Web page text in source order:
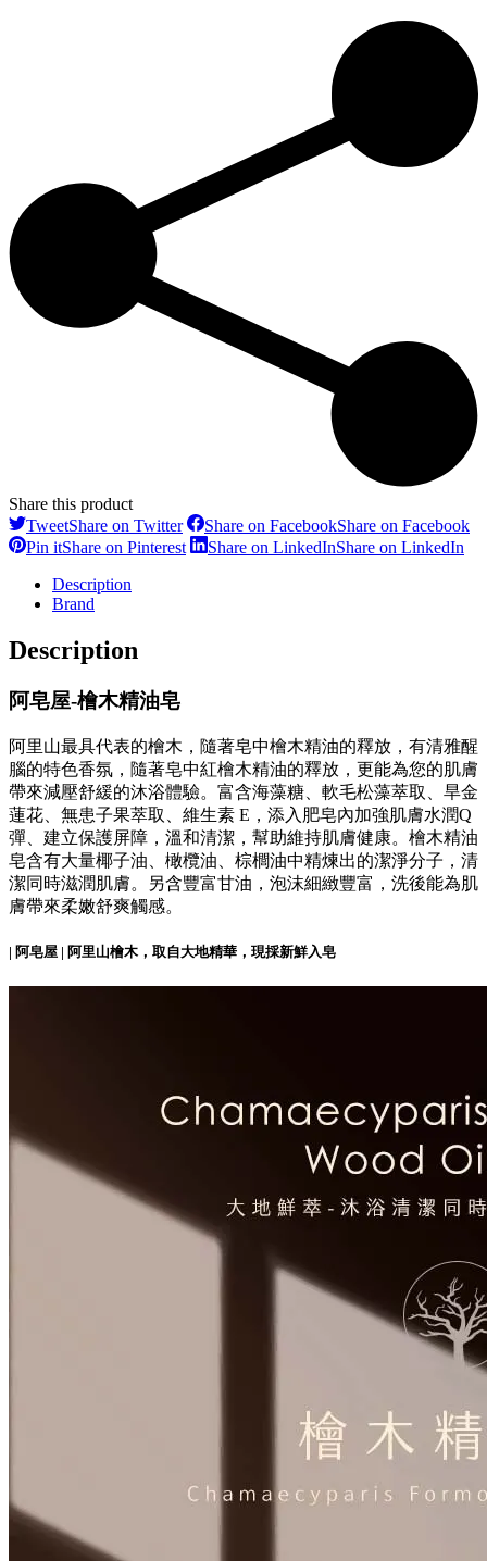
Share this product
TweetShare on Twitter Share on FacebookShare on Facebook
Pin itShare on Pinterest Share on LinkedInShare on LinkedIn
Description
Brand
Description
阿皂屋-檜木精油皂
阿里山最具代表的檜木，隨著皂中檜木精油的釋放，有清雅醒
腦的特色香氛，隨著皂中紅檜木精油的釋放，更能為您的肌膚
帶來減壓舒緩的沐浴體驗。富含海藻糖、軟毛松藻萃取、旱金
蓮花、無患子果萃取、維生素 E，添入肥皂內加強肌膚水潤Q
彈、建立保護屏障，溫和清潔，幫助維持肌膚健康。檜木精油
皂含有大量椰子油、橄欖油、棕櫚油中精煉出的潔淨分子，清
潔同時滋潤肌膚。另含豐富甘油，泡沫細緻豐富，洗後能為肌
膚帶來柔嫩舒爽觸感。
| 阿皂屋 | 阿里山檜木，取自大地精華，現採新鮮入皂